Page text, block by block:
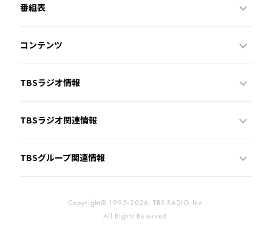
番組表
コンテンツ
TBSラジオ情報
TBSラジオ関連情報
TBSグループ関連情報
Copyright© 1995-2026, TBS RADIO,Inc.
All Rights Reserved.